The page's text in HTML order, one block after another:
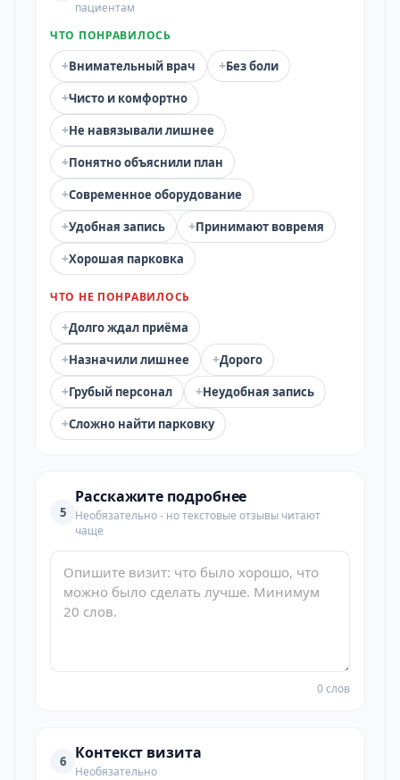
пациентам
ЧТО ПОНРАВИЛОСЬ
+Внимательный врач +Без боли
+Чисто и комфортно
+Не навязывали лишнее
+Понятно объяснили план
+Современное оборудование
+Удобная запись +Принимают вовремя
+Хорошая парковка
ЧТО НЕ ПОНРАВИЛОСЬ
+Долго ждал приёма
+Назначили лишнее +Дорого
+Грубый персонал +Неудобная запись
+Сложно найти парковку
5
Расскажите подробнее
Необязательно - но текстовые отзывы читают
чаще
0 слов
6 Контекст визита
Необязательно